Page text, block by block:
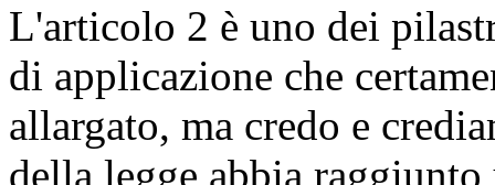
L'articolo 2 è uno dei
di applicazione che
allargato, ma credo e
della legge abbia